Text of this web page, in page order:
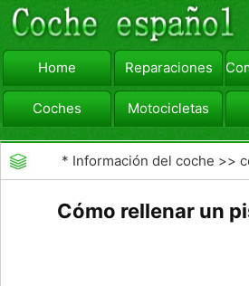
Home Reparaciones
Coches Motocicletas
viajar Camiones
* Información del coche >>
Cómo rellenar un